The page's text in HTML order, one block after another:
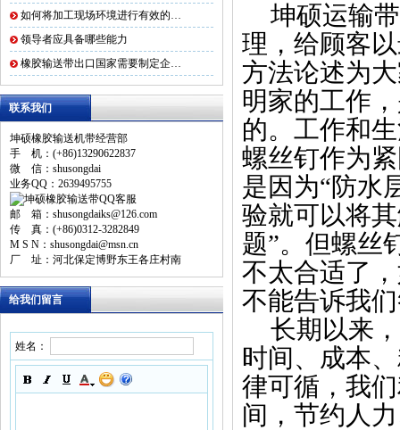
如何将加工现场环境进行有效的…
领导者应具备哪些能力
橡胶输送带出口国家需要制定企…
联系我们
坤硕橡胶输送机带经营部
手 机：(+86)13290622837
微 信：shusongdai
业务QQ：2639495755
邮 箱：shusongdaiks@126.com
传 真：(+86)0312-3282849
M S N：shusongdai@msn.cn
厂 址：河北保定博野东王各庄村南
给我们留言
姓名：
坤硕运输
理，给顾客
方法论述为
明家的工作
的。工作和
螺丝钉作为
是因为“防水
验就可以将
题”。但螺丝
不太合适了
不能告诉我
长期以来
时间、成本
律可循，我
间，节约人